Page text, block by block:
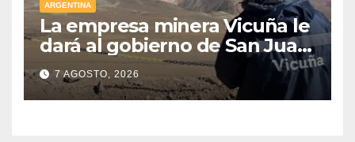
ARGENTINA
La empresa minera Vicuña le
dará al gobierno de San Juan
U$D 250 millones cómo un
aporte extraordinario y no
reembolsable
7 AGOSTO, 2026